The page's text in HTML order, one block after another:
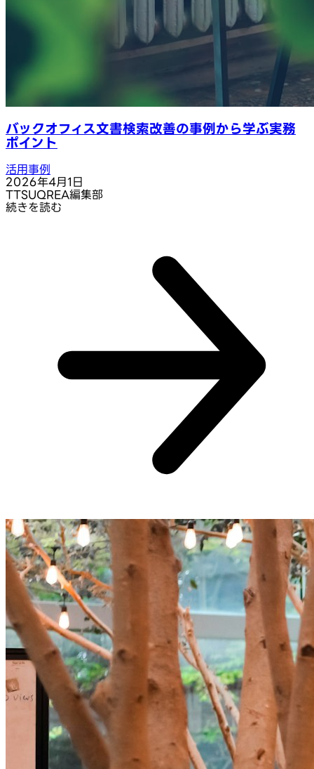
バックオフィス文書検索改善の事例から学ぶ実務
ポイント
活用事例
2026年4月1日
TTSUQREA編集部
続きを読む